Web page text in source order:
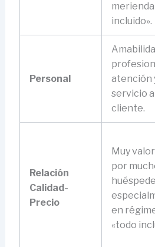
incluido».
Personal
atención
servicio al
cliente.
Relación
Calidad-
Precio
Muy
por
en
«todo